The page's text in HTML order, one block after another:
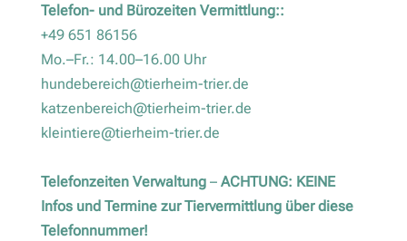
Telefon- und Bürozeiten Vermittlung::
+49 651 86156
Mo.–Fr.: 14.00–16.00 Uhr
hundebereich@tierheim-trier.de
katzenbereich@tierheim-trier.de
kleintiere@tierheim-trier.de
Telefonzeiten Verwaltung– ACHTUNG: KEINE
Infos und Termine zur Tiervermittlung über diese
Telefonnummer!